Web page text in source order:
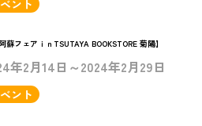
ント
阿蘇フェアｉｎTSUTAYA BOOKSTORE 菊陽】
年2月14日～2024年2月29日
ント